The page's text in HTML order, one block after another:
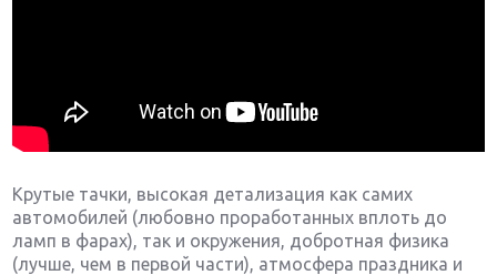
Крутые тачки, высокая детализация как самих
автомобилей (любовно проработанных вплоть до
ламп в фарах), так и окружения, добротная физика
(лучше, чем в первой части), атмосфера праздника и